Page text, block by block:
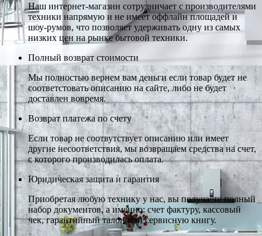
Наш интернет-магазин сотрудничает с производителями
техники напрямую и не имеет оффлайн площадей и
шоу-румов, что позволяет удерживать одну из самых
низких цен на рынке бытовой техники.
Полный возврат стоимости
Мы полностью вернем вам деньги если товар будет не
соответстовать описанию на сайте, либо не будет
доставлен вовремя.
Возврат платежа по счету
Если товар не соотвутствует описанию или имеет
другие несоответствия, мы возвращаем средства на счет,
с которого производилась оплата.
Юридическая защита и гарантия
Приобретая любую технику у нас, вы получаете полный
набор документов, а именно: счет фактуру, кассовый
чек, гарантийный талон или сервисную книгу.